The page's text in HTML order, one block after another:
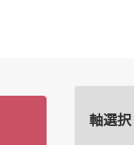
軸選択